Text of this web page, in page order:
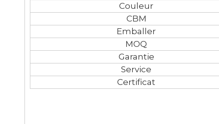
Couleur
CBM
Emballer
MOQ
Garantie
Service
Certificat